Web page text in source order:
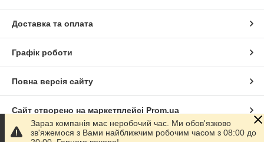
Доставка та оплата
Графік роботи
Повна версія сайту
Сайт створено на маркетплейсі Prom.ua
Політика конфіденційності
Зараз компанія має неробочий час. Ми обов'язково
зв'яжемося з Вами найближчим робочим часом з 08:00 до